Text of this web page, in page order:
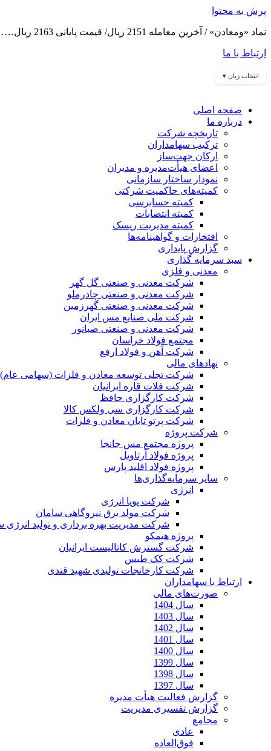
پرش به محتوا
نماد «ومعادن» / آخرین معامله 2151 ریال/ قیمت پایانی 2163 ریال……
ارتباط با ما
انتخاب زبان ▾
صفحه اصلی
درباره ما
تاریخچه شرکت
ترکیب سهامداران
ارکان جهت‌ساز
اعضای هیأت‌مدیره و مدیران
نمودار ساختار سازمانی
کمیته‌های حاکمیت شرکتی
کمیته حسابرسی
کمیته انتصابات
کمیته مدیریت ریسک
افتخارات و گواهینامه‌ها
گزارش پایداری
سبد سرمایه گذاری
معدنی و فلزی
شرکت معدنی و صنعتی گل گهر
شرکت معدنی و صنعتی چادرملو
شرکت معدنی و صنعتی گهرزمین
شرکت ملی صنایع مس ایران
شرکت معدنی و صنعتی صبانور
مجتمع فولاد خراسان
شرکت آهن و فولاد ارفع
نهادهای مالی
شرکت تجلی توسعه معادن و فلزات (سهامی عام)
شرکت فلات قاره ایرانیان
شرکت کارگزاری حافظ
شرکت کارگزاری سی ولکس کالا
شرکت پرتو تابان معادن و فلزات
شرکت پروژه
پروژه مجتمع مس جانجا
پروژه فولاد آرتاویل
پروژه فولاد اقلید پارس
سایر سرمایه‌گذاری‌ها
انرژی
شرکت پویا انرژی
شرکت مولد برق نیروگاهی سامان
شرکت مدیریت بهره برداری و تولید انرژی
پروژه هیمکو
شرکت گسترش کاتالیست ایرانیان
شرکت کک طبس
شرکت کارخانجات تولیدی شهید قندی
ارتباط با سهامداران
صورت‌های مالی
سال 1404
سال 1403
سال 1402
سال 1401
سال 1400
سال 1399
سال 1398
سال 1397
گزارش فعالیت هیأت مدیره
گزارش تفسیری مدیریت
مجامع
عادی
فوق‌العاده